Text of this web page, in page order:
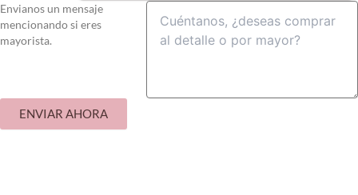
Envianos un mensaje
mencionando si eres
mayorista.
ENVIAR AHORA